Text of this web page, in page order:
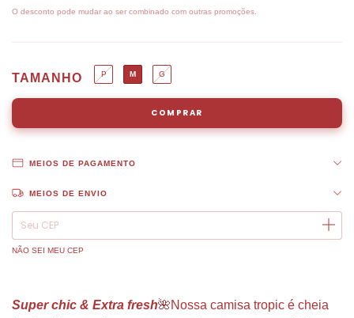
O desconto pode mudar ao ser combinado com outras promoções.
TAMANHO P M G
MEIOS DE PAGAMENTO
MEIOS DE ENVIO
Entregas para o CEP: ALTERAR CEP
NÃO SEI MEU CEP
Super chic & Extra fresh🌺Nossa camisa tropic é cheia